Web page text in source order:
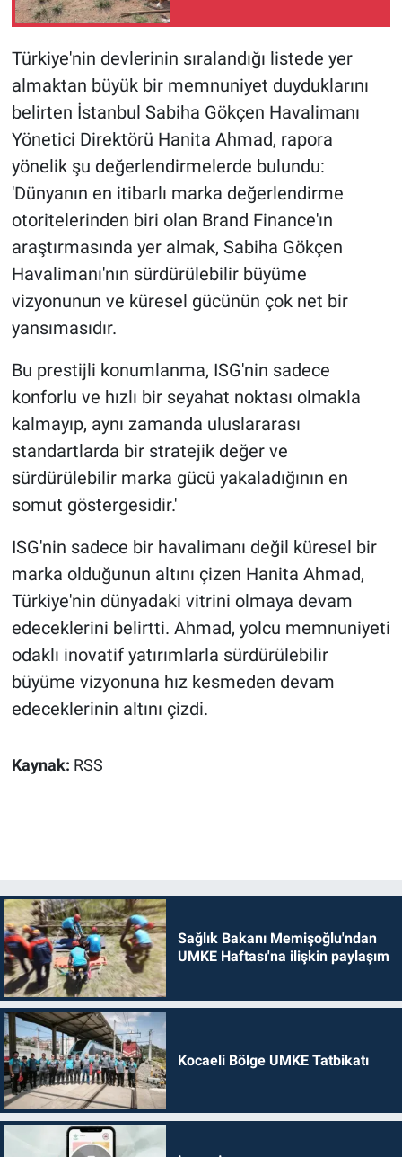
Türkiye'nin devlerinin sıralandığı listede yer
almaktan büyük bir memnuniyet duyduklarını
belirten İstanbul Sabiha Gökçen Havalimanı
Yönetici Direktörü Hanita Ahmad, rapora
yönelik şu değerlendirmelerde bulundu:
'Dünyanın en itibarlı marka değerlendirme
otoritelerinden biri olan Brand Finance'ın
araştırmasında yer almak, Sabiha Gökçen
Havalimanı'nın sürdürülebilir büyüme
vizyonunun ve küresel gücünün çok net bir
yansımasıdır.
Bu prestijli konumlanma, ISG'nin sadece
konforlu ve hızlı bir seyahat noktası olmakla
kalmayıp, aynı zamanda uluslararası
standartlarda bir stratejik değer ve
sürdürülebilir marka gücü yakaladığının en
somut göstergesidir.'
ISG'nin sadece bir havalimanı değil küresel bir
marka olduğunun altını çizen Hanita Ahmad,
Türkiye'nin dünyadaki vitrini olmaya devam
edeceklerini belirtti. Ahmad, yolcu memnuniyeti
odaklı inovatif yatırımlarla sürdürülebilir
büyüme vizyonuna hız kesmeden devam
edeceklerinin altını çizdi.
Kaynak: RSS
Sağlık Bakanı Memişoğlu'ndan
UMKE Haftası'na ilişkin paylaşım
Kocaeli Bölge UMKE Tatbikatı